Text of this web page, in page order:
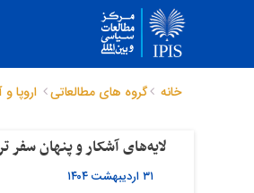
خانه گروه های مطالعاتی اروپا و
لایه‌های آشکار و پنهان
۳۱ اردیبهشت ۱۴۰۴